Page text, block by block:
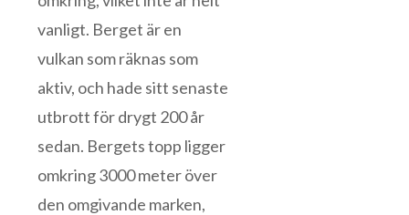
vanligt. Berget är en
vulkan som räknas som
aktiv, och hade sitt senaste
utbrott för drygt 200 år
sedan. Bergets topp ligger
omkring 3000 meter över
den omgivande marken,